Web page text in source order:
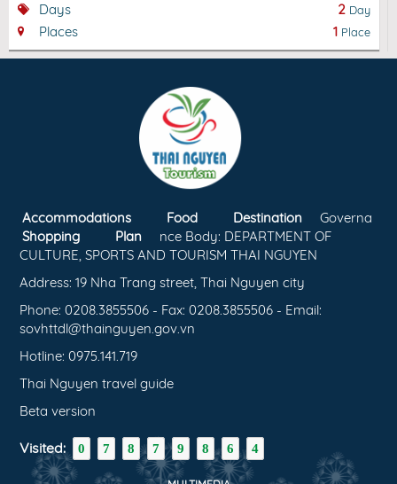
Days
2 Day
Places 1 Place
Accommodations Food
Destination
Shopping
Plan
Governa
nce Body: DEPARTMENT OF
CULTURE, SPORTS AND TOURISM THAI NGUYEN
Address: 19 Nha Trang street, Thai Nguyen city
Phone: 0208.3855506 - Fax: 0208.3855506 - Email:
sovhttdl@thainguyen.gov.vn
Hotline: 0975.141.719
Thai Nguyen travel guide
Beta version
Visited: 0 7 8 7 9 8 6 4